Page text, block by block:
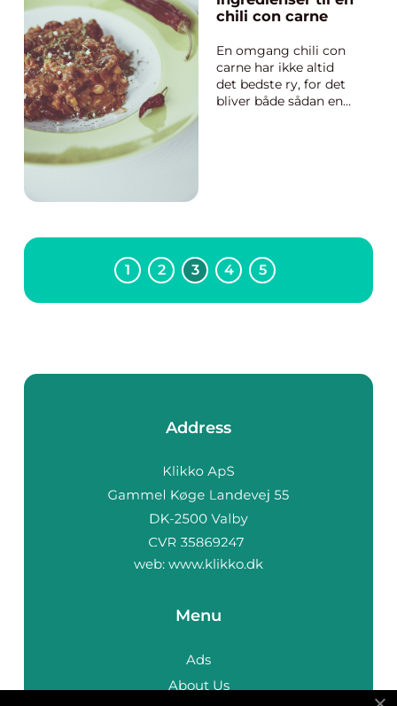
boligadvokat. Hvorfor
boligadvokat? Måske
tænker du at den fli...
chili con carne
En omgang chili con
carne har ikke altid
det bedste ry, for det
bliver både sådan en
“med glæde”. Man
1 2 3 4 5
Address
web: www.klikko.dk
Menu
Ads
About Us